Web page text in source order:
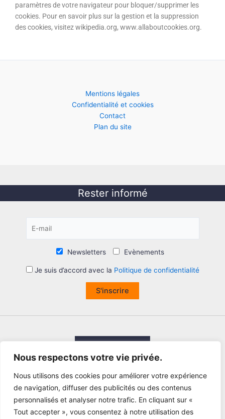
Nous respectons votre vie privée.
Nous utilisons des cookies pour améliorer votre expérience
de navigation, diffuser des publicités ou des contenus
personnalisés et analyser notre trafic. En cliquant sur «
Tout accepter », vous consentez à notre utilisation des
paramètres de votre navigateur pour bloquer/supprimer les
cookies. Pour en savoir plus sur la gestion et la suppression
des cookies, visitez wikipedia.org, www.allaboutcookies.org.
Mentions légales
Confidentialité et cookies
Contact
Plan du site
Rester informé
Newsletters Evènements
Je suis d’accord avec la Politique de confidentialité
S'inscrire